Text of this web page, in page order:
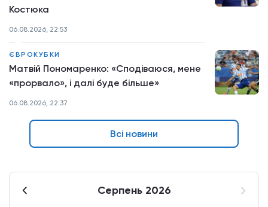
Костюка
06.08.2026, 22:53
ЄВРОКУБКИ
Матвій Пономаренко: «Сподіваюся, мене
«прорвало», і далі буде більше»
06.08.2026, 22:37
Всі новини
Серпень 2026